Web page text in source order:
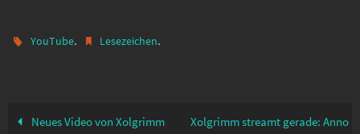
00:08:54 - Kellerebene 2
YouTube. Lesezeichen.
Neues Video von Xolgrimm
Xolgrimm streamt gerade: Anno